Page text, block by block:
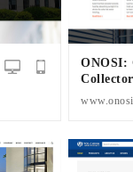
ONOSI:
Collector